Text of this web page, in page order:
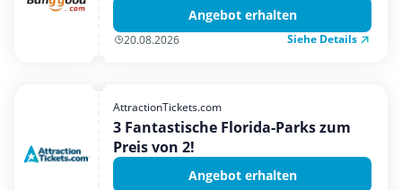
Angebot erhalten
20.08.2026 Siehe Details
AttractionTickets.com
3 Fantastische Florida-Parks zum
Preis von 2!
Angebot erhalten